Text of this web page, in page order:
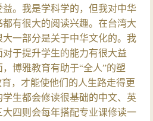
。我是学科学的，但我对中华
有很大的阅读兴趣。在台湾大
一部分是关于中华文化的。我
于提升学生的能力有很大益
博雅教育有助于“全人”的塑
，才能使他们的人生路走得更
生都会修读很基础的中文、英
四则会每年搭配专业课修读一